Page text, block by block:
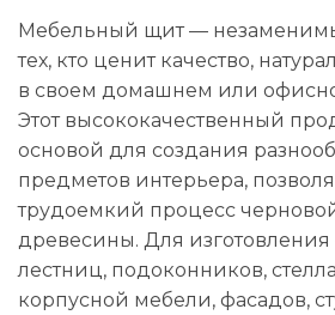
Мебельный щит —
тех, кто ценит качество,
в своем домашнем или
Этот высококачественный
основой для создания
предметов интерьера,
трудоемкий процесс
древесины. Для
лестниц, подоконников,
корпусной мебели, фасадов,